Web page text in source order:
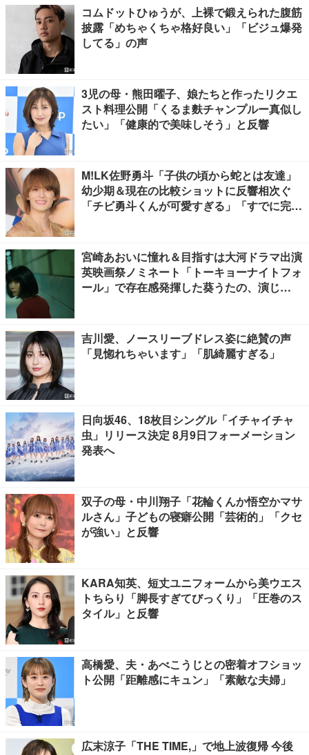
コムドットひゅうが、上裸で鍛えられた腹筋
披露「めちゃくちゃ格好良い」「ビジュ爆発
してる」の声
3児の母・熊田曜子、娘たちと作ったリクエ
スト料理公開「くるま麩チャンプルー真似し
たい」「健康的で美味しそう」と反響
M!LK佐野勇斗「子供の頃から蛇とは友達」
幼少期＆現在の比較ショットに反響相次ぐ
「チビ勇斗くんが可愛すぎる」「すでに完成
宮崎あおいに憧れ＆目指すは大河ドラマ出演
英映画祭ノミネート「トーキョーナイトフォ
ール」で存在感発揮した葵うたの、演じ
吉川愛、ノースリーブドレス姿に絶賛の声
「見惚れちゃいます」「肌綺麗すぎる」
日向坂46、18枚目シングル「イチャイチャ
虫」リリース決定 8月9日フォーメーション
発表へ
双子の母・中川翔子「花輪くんか悟空かマサ
ルさん」子どもの寝癖公開「芸術的」「クセ
が強い」と反響
KARA知英、短丈ユニフォームから美ウエス
トちらり「脚長すぎてびっくり」「圧巻のス
タイル」と反響
高橋愛、夫・あべこうじとの密着オフショッ
ト公開「距離感にキュン」「素敵な夫婦」
広末涼子「THE TIME,」で地上波復帰 今後